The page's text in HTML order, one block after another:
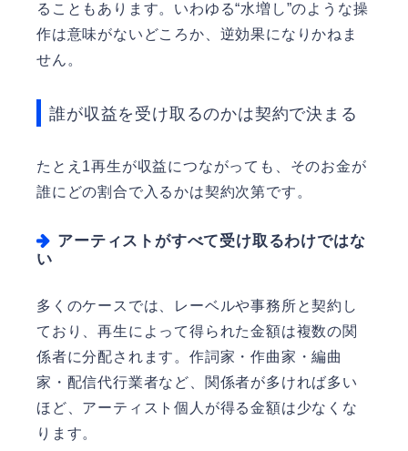
ることもあります。いわゆる“水増し”のような操
作は意味がないどころか、逆効果になりかねま
せん。
誰が収益を受け取るのかは契約で決まる
たとえ1再生が収益につながっても、そのお金が
誰にどの割合で入るかは契約次第です。
アーティストがすべて受け取るわけではな
い
多くのケースでは、レーベルや事務所と契約し
ており、再生によって得られた金額は複数の関
係者に分配されます。作詞家・作曲家・編曲
家・配信代行業者など、関係者が多ければ多い
ほど、アーティスト個人が得る金額は少なくな
ります。